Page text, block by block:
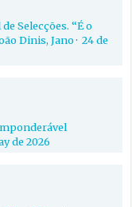
Selecções. “É o
Dinis, Jano·24 de
de 2026